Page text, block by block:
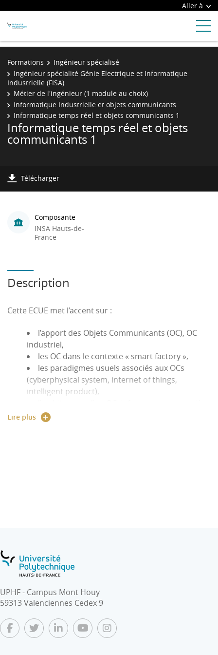
Aller à
Formations
Ingénieur spécialisé
Ingénieur spécialité Génie Electrique et Informatique
Industrielle (FISA)
Métier de l'ingénieur (1 module au choix)
Informatique Industrielle et objets communicants
Informatique temps réel et objets communicants 1
Informatique temps réel et objets
communicants 1
Télécharger
Composante
INSA Hauts-de-
France
Description
Cette ECUE met l’accent sur :
l’apport des Objets Communicants (OC), OC
industriel,
les OC dans le contexte « smart factory »,
les paradigmes usuels associés aux OCs
(cyberphysical system, internet of things,
intelligent product),
à un OC (terrain, gateway, edge computing,
Lire plus
UPHF - Campus Mont Houy
59313 Valenciennes Cedex 9